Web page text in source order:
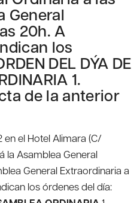
General
20h. A
los
DEL DÝA DE
1.
de la anterior
en el Hotel Alimara (C/
la Asamblea General
General Extraordinaria a
los órdenes del día: